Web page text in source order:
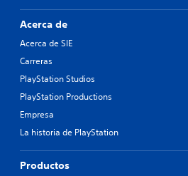
Acerca de
Acerca de SIE
Carreras
PlayStation Studios
PlayStation Productions
Empresa
La historia de PlayStation
Productos